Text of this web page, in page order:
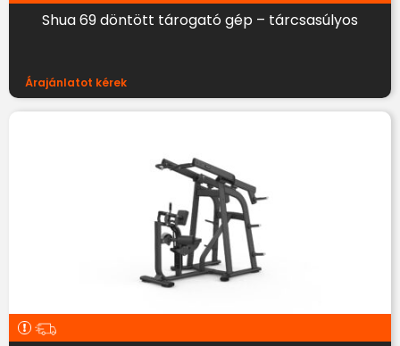
Shua 69 döntött tárogató gép – tárcsasúlyos
Árajánlatot kérek